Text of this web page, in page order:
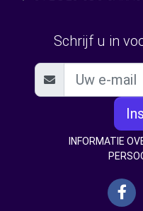
Schrijf u in
INFORMATIE